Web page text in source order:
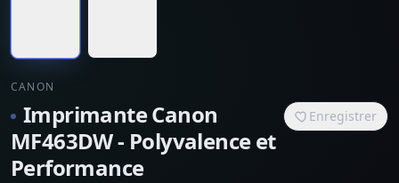
CANON
Imprimante Canon
MF463DW - Polyvalence et
Performance
Enregistrer